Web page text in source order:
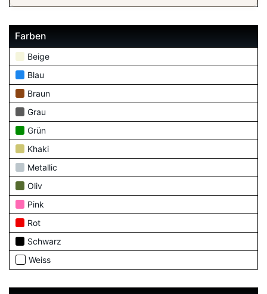
Farben
Beige
Blau
Braun
Grau
Grün
Khaki
Metallic
Oliv
Pink
Rot
Schwarz
Weiss